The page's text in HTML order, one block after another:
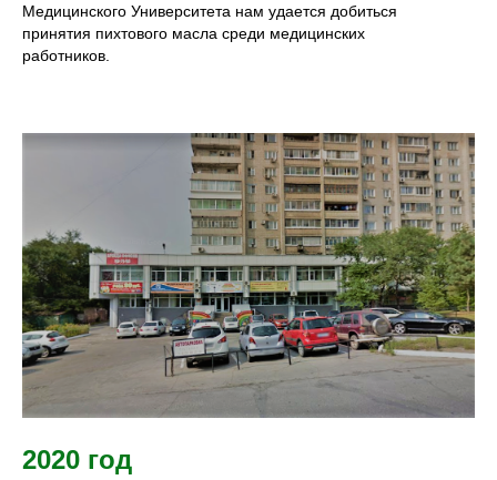
Медицинского Университета нам удается добиться
принятия пихтового масла среди медицинских
работников.
2020 год